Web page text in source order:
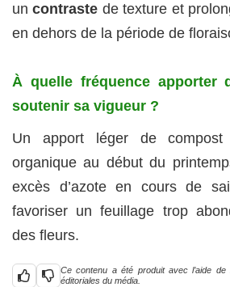
uncontraste de texture et
en dehors de la période de
À quelle fréquence apporter
soutenir sa vigueur ?
Un apport léger de
organique au début du
excès d’azote en cours de
favoriser un feuillage trop
des fleurs.
Ce contenu a été produit avec l’aide de
éditoriales du média.